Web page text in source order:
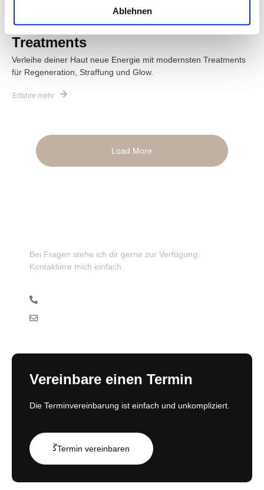
Ablehnen
Hautregeneration & Glow-
Treatments
Verleihe deiner Haut neue Energie mit modernsten Treatments
für Regeneration, Straffung und Glow.
Erfahre mehr
Load More
Bei Fragen stehe ich dir gerne zur Verfügung.
Kontaktiere mich einfach.
Vereinbare einen Termin
Die Terminvereinbarung ist einfach und unkompliziert.
Termin vereinbaren